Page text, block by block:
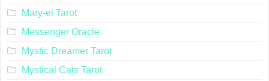
Mary-el Tarot
Messenger Oracle
Mystic Dreamer Tarot
Mystical Cats Tarot